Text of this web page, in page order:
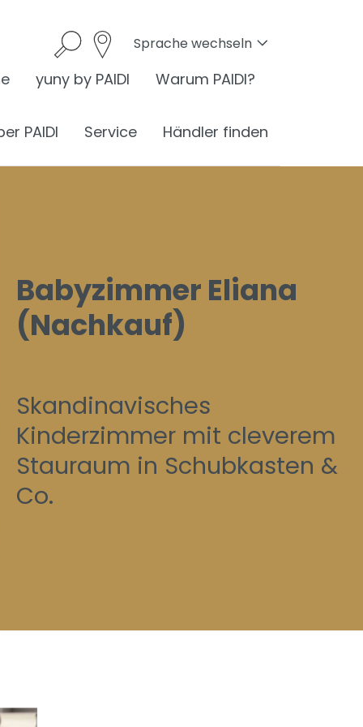
Sprache wechseln
yuny by PAIDI Warum PAIDI?
PAIDI Service Händler finden
ist Ergonomie
am Schreibtisch
ergonomisches Sitzen
Babyzimmer Eliana
(Nachkauf)
Skandinavisches
Kinderzimmer mit cleverem
Stauraum in Schubkasten &
Co.